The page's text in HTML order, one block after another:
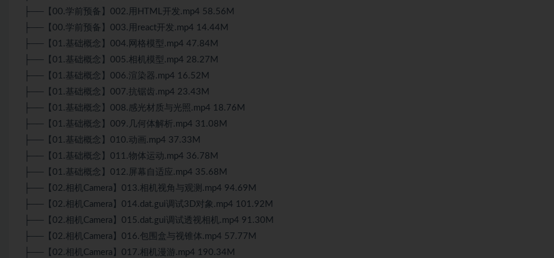
├──【00.学前预备】002.用 HTML开发.mp4 58.56M
├──【00.学前预备】003.用react开发.mp4 14.44M
├──【01.基础概念】004.网格模型.mp4 47.84M
├──【01.基础概念】005.相机模型.mp4 28.27M
├──【01.基础概念】006.渲染器.mp4 16.52M
├──【01.基础概念】007.抗锯齿.mp4 23.43M
├──【01.基础概念】008.感光材质与光照.mp4 18.76M
├──【01.基础概念】009.几何体解析.mp4 31.08M
├──【01.基础概念】010.动画.mp4 37.33M
├──【01.基础概念】011.物体运动.mp4 36.78M
├──【01.基础概念】012.屏幕自适应.mp4 35.68M
├──【02.相机Camera】013.相机视角与观测.mp4 94.69M
├──【02.相机Camera】014.dat.gui调试3D对象.mp4 101.92M
├──【02.相机Camera】015.dat.gui调试透视相机.mp4 91.30M
├──【02.相机Camera】016.包围盒与视锥体.mp4 57.77M
├──【02.相机Camera】017.相机漫游.mp4 190.34M